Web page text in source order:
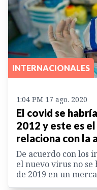
INTERNACIONALES
1:04 PM 17 ago. 2020
El covid se
2012 y este es
relaciona con la
De acuerdo con los
el nuevo virus no
de 2019 en un